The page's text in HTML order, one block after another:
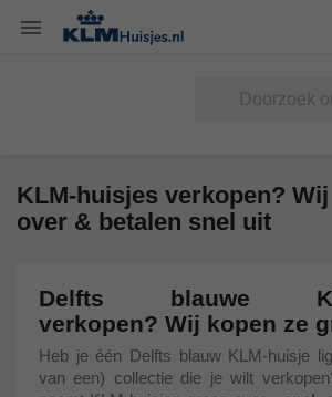

KLM-huisjes verkopen?
over & betalen snel uit
Delfts blauwe
verkopen? Wij kopen ze
Heb je één Delfts blauw KLM-huisje
van een) collectie die je wilt